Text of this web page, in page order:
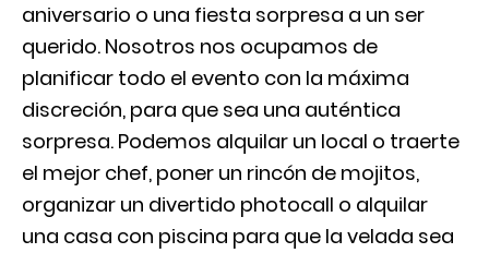
aniversario o una fiesta sorpresa a un ser
querido. Nosotros nos ocupamos de
planificar todo el evento con la máxima
discreción, para que sea una auténtica
sorpresa. Podemos alquilar un local o traerte
el mejor chef, poner un rincón de mojitos,
organizar un divertido photocall o alquilar
una casa con piscina para que la velada sea